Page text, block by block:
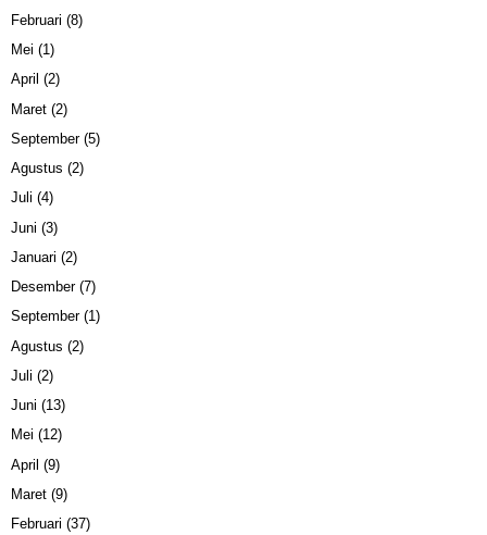
Februari (8)
Mei (1)
April (2)
Maret (2)
September(5)
Agustus (2)
Juli (4)
Juni (3)
Januari (2)
Desember(7)
September(1)
Agustus (2)
Juli (2)
Juni (13)
Mei (12)
April (9)
Maret (9)
Februari (37)